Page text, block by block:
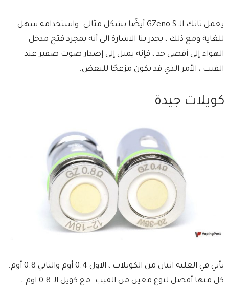
يعمل تانك الـ GZeno S أيضًا بشكل مثالي. واستخدامه سهل
للغاية ومع ذلك ، يجدر بنا الاشارة الى أنه بمجرد فتح مدخل
الهواء إلى أقصى حد ، فإنه يميل إلى إصدار صوت صفير عند
الفيب ، الأمر الذي قد يكون مزعجًا للبعض.
كويلات جيدة
يأتي في العلبة اثنان من الكويلات ، الاول 0.4 أوم والثاني 0.8 أوم.
كل منها أفضل لنوع معين من الفيب. مع كويل الـ 0.8 اوم ،